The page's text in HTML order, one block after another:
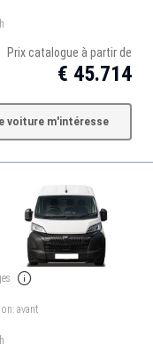
Prix catalogue à partir de
€ 45.714
voiture m'intéresse
avant